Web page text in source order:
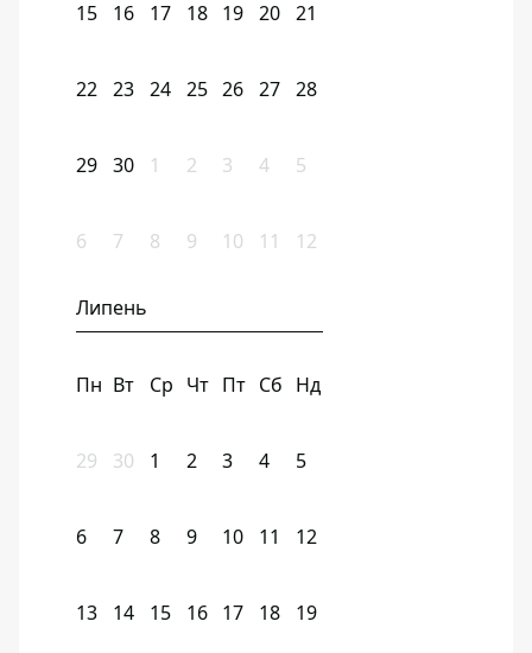
15 16 17 18 19 20 21
22 23 24 25 26 27 28
29 30 1 2 3 4 5
6 7 8 9 10 11 12
Липень
Пн Вт Ср Чт Пт Сб Нд
29 30 1 2 3 4 5
6 7 8 9 10 11 12
13 14 15 16 17 18 19